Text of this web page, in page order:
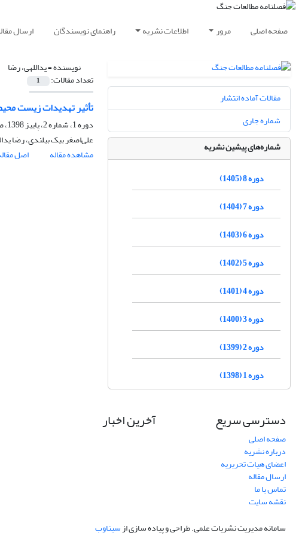
صفحه اصلی مرور اطلاعات نشریه راهنمای نویسندگان ارسال
نویسنده =یداللهی، رضا
تعداد مقالات: 1
تأثیر تهدیدات زیست
دوره 1، شماره 2، پاییز 1398، صفحه
علی‌‌اصغر بیک بیلندی، رضا
مشاهده مقاله
اصل
مقالات آماده انتشار
شماره جاری
شماره‌های پیشین نشریه
دوره 8 (1405)
دوره 7 (1404)
دوره 6 (1403)
دوره 5 (1402)
دوره 4 (1401)
دوره 3 (1400)
دوره 2 (1399)
دوره 1 (1398)
دسترسی سریع
صفحه اصلی
درباره نشریه
اعضای هیات تحریریه
ارسال مقاله
تماس با ما
نقشه سایت
آخرین اخبار
سامانه مدیریت نشریات علمی.طراحی و پیاده سازی ازسیناوب